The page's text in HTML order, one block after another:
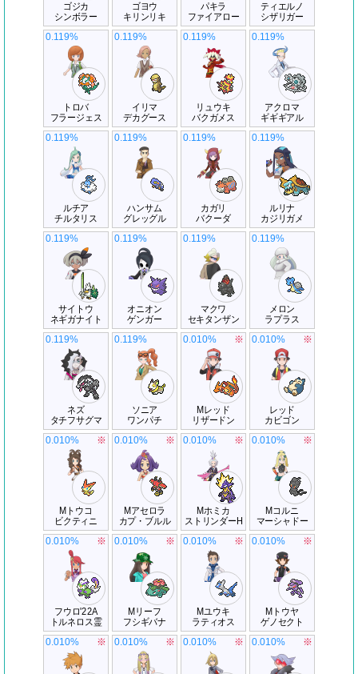
ゴジカ
シンボラー
ゴヨウ
キリンリキ
パキラ
ファイアロー
ティエルノ
シザリガー
トロバ
フラージェス
0.119%
イリマ
デカグース
0.119%
リュウキ
バクガメス
0.119%
アクロマ
ギギギアル
0.119%
ルチア
チルタリス
0.119%
ハンサム
グレッグル
0.119%
カガリ
バクーダ
0.119%
ルリナ
カジリガメ
0.119%
サイトウ
ネギガナイト
0.119%
オニオン
ゲンガー
0.119%
マクワ
セキタンザン
0.119%
メロン
ラプラス
0.119%
ネズ
タチフサグマ
0.119%
ソニア
ワンパチ
0.119%
Mレッド
リザードン
0.010% ※
レッド
カビゴン
0.010% ※
Mトウコ
ビクティニ
0.010% ※
Mアセロラ
カプ・ブルル
0.010% ※
Mホミカ
ストリンダーH
0.010% ※
Mコルニ
マーシャドー
0.010% ※
フウロ'22A
トルネロス霊
0.010% ※
Mリーフ
フシギバナ
0.010% ※
Mユウキ
ラティオス
0.010% ※
Mトウヤ
ゲノセクト
0.010% ※
0.010% ※ 0.010% ※ 0.010% ※ 0.010% ※